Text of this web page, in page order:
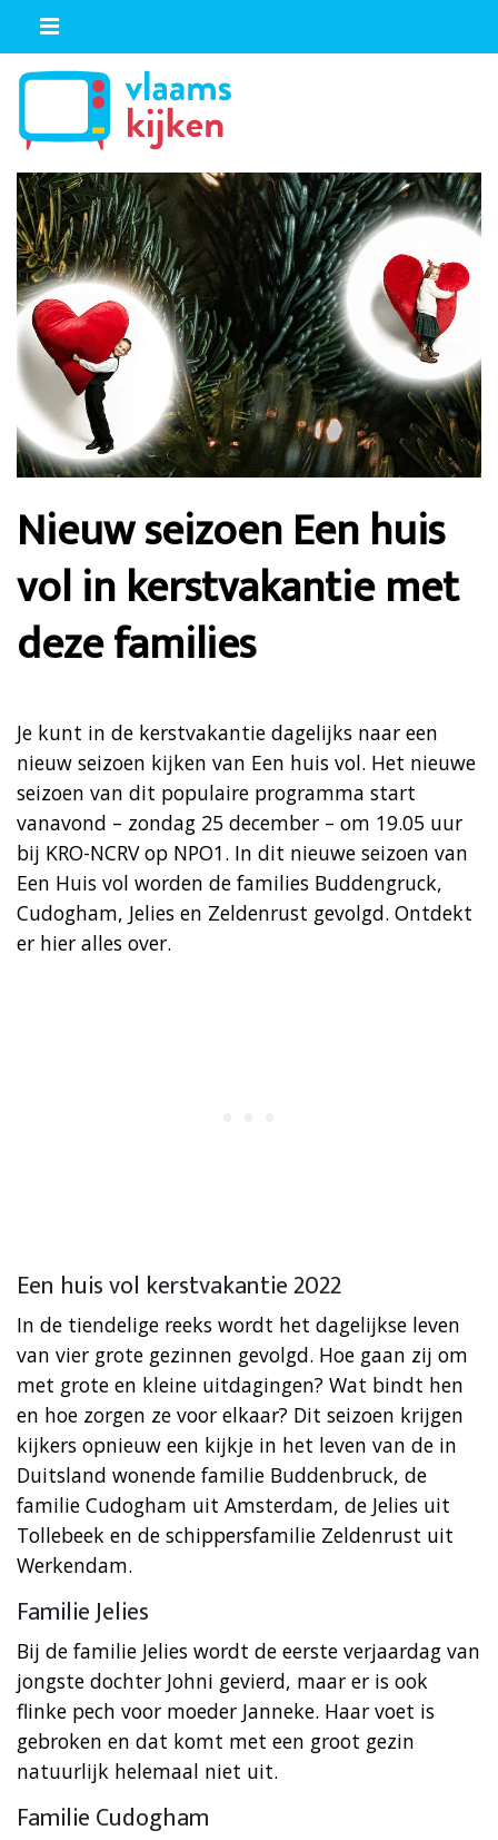
Nieuw seizoen Een huis
vol in kerstvakantie met
deze families
Je kunt in de kerstvakantie dagelijks naar een
nieuw seizoen kijken van Een huis vol. Het nieuwe
seizoen van dit populaire programma start
vanavond – zondag 25 december – om 19.05 uur
bij KRO-NCRV op NPO1. In dit nieuwe seizoen van
Een Huis vol worden de families Buddengruck,
Cudogham, Jelies en Zeldenrust gevolgd. Ontdekt
er hier alles over.
Een huis vol kerstvakantie 2022
In de tiendelige reeks wordt het dagelijkse leven
van vier grote gezinnen gevolgd. Hoe gaan zij om
met grote en kleine uitdagingen? Wat bindt hen
en hoe zorgen ze voor elkaar? Dit seizoen krijgen
kijkers opnieuw een kijkje in het leven van de in
Duitsland wonende familie Buddenbruck, de
familie Cudogham uit Amsterdam, de Jelies uit
Tollebeek en de schippersfamilie Zeldenrust uit
Werkendam.
Familie Jelies
Bij de familie Jelies wordt de eerste verjaardag van
jongste dochter Johni gevierd, maar er is ook
flinke pech voor moeder Janneke. Haar voet is
gebroken en dat komt met een groot gezin
natuurlijk helemaal niet uit.
Familie Cudogham